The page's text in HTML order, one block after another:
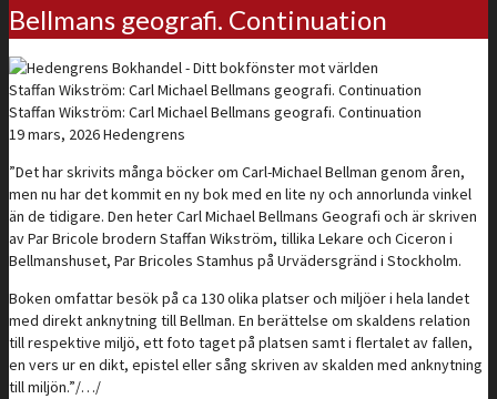
Bellmans geografi. Continuation
Staffan Wikström: Carl Michael Bellmans geografi. Continuation
Staffan Wikström: Carl Michael Bellmans geografi. Continuation
19 mars, 2026Hedengrens
”Det har skrivits många böcker om Carl-Michael Bellman genom åren,
men nu har det kommit en ny bok med en lite ny och annorlunda vinkel
än de tidigare. Den heter Carl Michael Bellmans Geografi och är skriven
av Par Bricole brodern Staffan Wikström, tillika Lekare och Ciceron i
Bellmanshuset, Par Bricoles Stamhus på Urvädersgränd i Stockholm.
Boken omfattar besök på ca 130 olika platser och miljöer i hela landet
med direkt anknytning till Bellman. En berättelse om skaldens relation
till respektive miljö, ett foto taget på platsen samt i flertalet av fallen,
en vers ur en dikt, epistel eller sång skriven av skalden med anknytning
till miljön.”/…/